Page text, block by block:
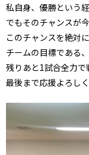
私自身、優勝という
でもそのチャンスが
このチャンスを絶対
チームの目標である
残りあと1試合全力で
最後まで応援よろし